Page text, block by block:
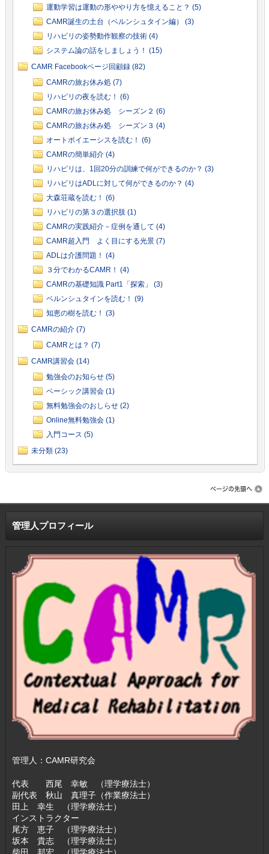
運動学習は運動の形ややり方を憶えること？ (5)
CAMR誕生の土台（ベルンシュタイン編） (3)
リハビリの姿勢動作観察の技術 (4)
システム論の話をしましょう！ (15)
CAMR Facebookページ回顧録 (82)
CAMRの旅お休み処 (7)
リハビリの夜を読む！ (6)
CAMRの旅お休み処 シーズン２ (6)
CAMRの旅お休み処 シーズン３ (4)
オートポイエーシスを読む！ (6)
CAMRの簡単紹介 (4)
リハビリは、1回20分の訓練で何ができるのか？ (3)
リハビリはADLに対して何ができるのか？ (4)
大森荘蔵を読む！ (6)
リハビリの第３の選択肢 (1)
CAMRの実践紹介－症例を通して (4)
CAMR超入門 よく目にする光景 (7)
ADLは介護問題！ (4)
３分でわかるCAMR！ (4)
CAMRの基礎知識 Part1「探索」 (3)
ベルンシュタインを読む！ (9)
知恵の樹を読む！ (3)
CAMRの紹介 (7)
CAMRとは？ (7)
CAMR講習会 (14)
勉強会のお知らせ (5)
ベーシック講習会 (1)
無料勉強会のおしらせ (2)
Online無料勉強会 (1)
入門コース (5)
未分類 (23)
管理人プロフィール
管理人：CAMR研究会
代表 西尾 幸敏 （理学療法士）
副代表 秋山 真理子（作業療法士）
田上 幸生 （理学療法士）
インストラクター
尾方 恵子 （理学療法士）
坂本 貴志 （理学療法士）